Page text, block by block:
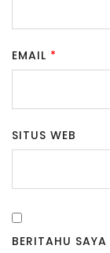
EMAIL *
SITUS WEB
BERITAHU